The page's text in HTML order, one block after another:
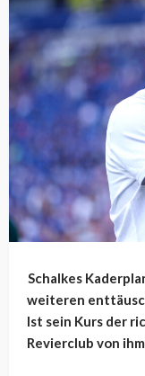
Schalkes
weiteren
Ist sein Kurs der
Revierclub von